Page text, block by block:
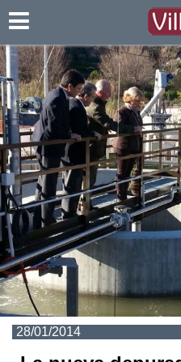
28/01/2014